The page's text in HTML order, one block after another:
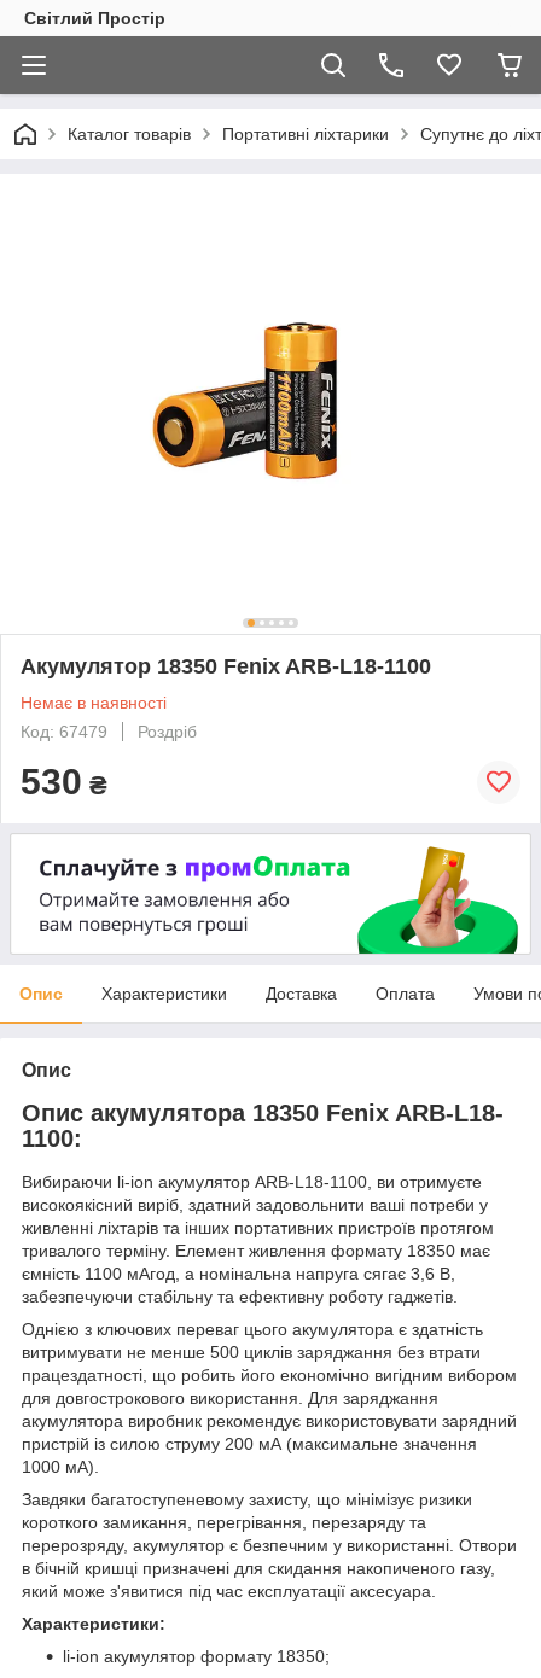
Світлий Простір
Каталог товарів Портативні ліхтарики Супутнє до
Акумулятор 18350 Fenix ARB-L18-1100
Немає в наявності
Код: 67479
Роздріб
530 ₴
Опис Характеристики Доставка Оплата Умови
Опис
Опис акумулятора 18350 Fenix ARB-L18-
1100:
Вибираючи li-ion акумулятор ARB-L18-1100, ви отримуєте
високоякісний виріб, здатний задовольнити ваші потреби у
живленні ліхтарів та інших портативних пристроїв протягом
тривалого терміну. Елемент живлення формату 18350 має
ємність 1100 мАгод, а номінальна напруга сягає 3,6 В,
забезпечуючи стабільну та ефективну роботу гаджетів.
Однією з ключових переваг цього акумулятора є здатність
витримувати не менше 500 циклів заряджання без втрати
працездатності, що робить його економічно вигідним вибором
для довгострокового використання. Для заряджання
акумулятора виробник рекомендує використовувати зарядний
пристрій із силою струму 200 мА (максимальне значення
1000 мА).
Завдяки багатоступеневому захисту, що мінімізує ризики
короткого замикання, перегрівання, перезаряду та
перерозряду, акумулятор є безпечним у використанні. Отвори
в бічній кришці призначені для скидання накопиченого газу,
який може з'явитися під час експлуатації аксесуара.
Характеристики:
li-ion акумулятор формату 18350;